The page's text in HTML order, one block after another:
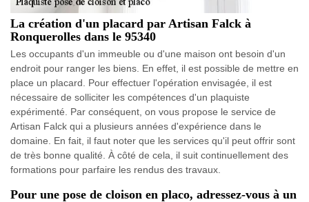
La création d'un placard par Artisan Falck à
Ronquerolles dans le 95340
Les occupants d'un immeuble ou d'une maison ont besoin d'un
endroit pour ranger les biens. En effet, il est possible de mettre en
place un placard. Pour effectuer l'opération envisagée, il est
nécessaire de solliciter les compétences d'un plaquiste
expérimenté. Par conséquent, on vous propose le service de
Artisan Falck qui a plusieurs années d'expérience dans le
domaine. En fait, il faut noter que les services qu'il peut offrir sont
de très bonne qualité. À côté de cela, il suit continuellement des
formations pour parfaire les rendus des travaux.
Pour une pose de cloison en placo, adressez-vous à un